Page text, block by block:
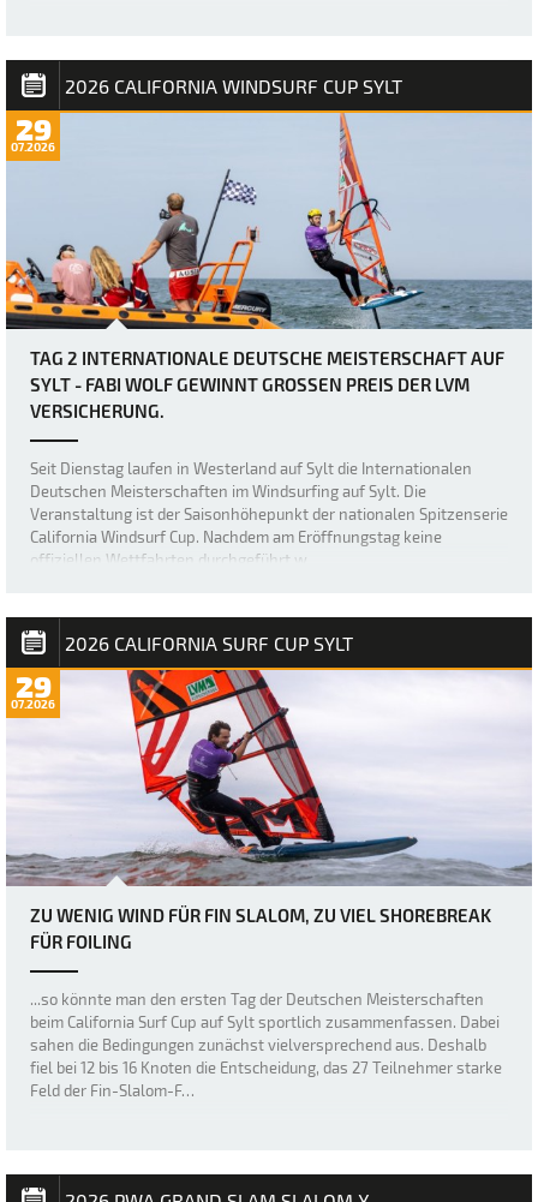
2026 CALIFORNIA WINDSURF CUP SYLT
29
07.2026
TAG 2 INTERNATIONALE DEUTSCHE MEISTERSCHAFT AUF
SYLT - FABI WOLF GEWINNT GROSSEN PREIS DER LVM V
ERSICHERUNG.
Seit Dienstag laufen in Westerland auf Sylt die Internationalen
Deutschen Meisterschaften im Windsurfing auf Sylt. Die
Veranstaltung ist der Saisonhöhepunkt der nationalen Spitzenserie
California Windsurf Cup. Nachdem am Eröffnungstag keine
offiziellen Wettfahrten durchgeführt w…
2026 CALIFORNIA SURF CUP SYLT
29
07.2026
ZU WENIG WIND FÜR FIN SLALOM, ZU VIEL SHOREBREAK
FÜR FOILING
...so könnte man den ersten Tag der Deutschen Meisterschaften
beim California Surf Cup auf Sylt sportlich zusammenfassen. Dabei
sahen die Bedingungen zunächst vielversprechend aus. Deshalb
fiel bei 12 bis 16 Knoten die Entscheidung, das 27 Teilnehmer starke
Feld der Fin-Slalom-F…